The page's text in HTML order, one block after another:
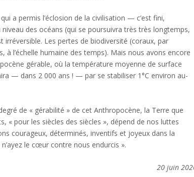
a permis l’éclosion de la civilisation — c’est fini,
des océans (qui se poursuivra très très longtemps,
Les pertes de biodiversité (coraux, par
l’échelle humaine des temps). Mais nous avons encore
gérable, où la température moyenne de surface
— dans 2 000 ans ! — par se stabiliser 1°C environ au-
de « gérabilité » de cet Anthropocène, la Terre que
« pour les siècles des siècles », dépend de nos luttes
courageux, déterminés, inventifs et joyeux dans la
le cœur contre nous endurcis ».
20 juin